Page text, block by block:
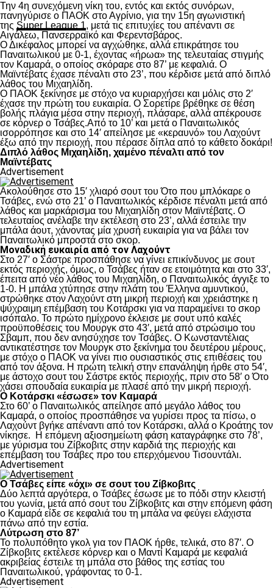
Την 4η συνεχόμενη νίκη του, εντός και εκτός συνόρων,
πανηγύρισε ο ΠΑΟΚ στο Αγρίνιο, για την 15η αγωνιστική
της Super League 1, μετά τις επιτυχίες του απέναντι σε
Αιγάλεω, Πανσερραϊκό και Φερεντσβάρος.
Ο Δικέφαλος μπορεί να αγχώθηκε, αλλά επικράτησε του
Παναιτωλικού με 0-1, έχοντας «ήρωα» της τελευταίας στιγμής
τον Καμαρά, ο οποίος σκόραρε στο 87’ με κεφαλιά. Ο
Μαϊντέβατς έχασε πέναλτι στο 23’, που κέρδισε μετά από διπλό
λάθος του Μιχαηλίδη.
Ο ΠΑΟΚ ξεκίνησε με στόχο να κυριαρχήσει και μόλις στο 2′
έχασε την πρώτη του ευκαιρία. Ο Σορετίρε βρέθηκε σε θέση
βολής πλάγια μέσα στην περιοχή, πλάσαρε, αλλά απέκρουσε
σε κόρνερ ο Τσάβες.Από το 10’ και μετά ο Παναιτωλικός
ισορρόπησε και στο 14′ απείλησε με «κεραυνό» του Λαχούντ
έξω από την περιοχή, που πέρασε δίπλα από το κάθετο δοκάρι!
Διπλό λάθος Μιχαηλίδη, χαμένο πέναλτι από τον
Μαϊντέβατς
Advertisement
Ακολούθησε στο 15′ χλιαρό σουτ του Ότο που μπλόκαρε ο
Τσάβες, ενώ στο 21’ ο Παναιτωλικός κέρδισε πέναλτι μετά από
λάθος και μαρκάρισμα του Μιχαηλίδη στον Μαϊντέβατς. Ο
τελευταίος ανέλαβε την εκτέλεση στο 23’, αλλά έστειλε την
μπάλα άουτ, χάνοντας μία χρυσή ευκαιρία για να βάλει τον
Παναιτωλικό μπροστά στο σκορ.
Μοναδική ευκαιρία από τον Λαχούντ
Στο 27′ ο Σάστρε προσπάθησε να γίνει επικίνδυνος με σουτ
εκτός περιοχής, όμως, ο Τσάβες ήταν σε ετοιμότητα και στο 33′,
έπειτα από νέο λάθος του Μιχαηλίδη, ο Παναιτωλικός άγγιξε το
1-0. Η μπάλα χτύπησε στην πλάτη του Έλληνα αμυντικού,
στρώθηκε στον Λαχούντ στη μικρή περιοχή και χρειάστηκε η
ψύχραιμη επέμβαση του Κοτάρσκι για να παραμείνει το σκορ
ισόπαλο. Το πρώτο ημίχρονο έκλεισε με σουτ υπό καλές
προϋποθέσεις του Μουργκ στο 43′, μετά από στρώσιμο του
Σβαμπ, που δεν ανησύχησε τον Τσάβες. Ο Κωνσταντέλιας
αντικατέστησε τον Μουργκ στο ξεκίνημα του δευτέρου μέρους,
με στόχο ο ΠΑΟΚ να γίνει πιο ουσιαστικός στις επιθέσεις του
από τον άξονα. Η πρώτη τελική στην επανάληψη ήρθε στο 54′,
με άστοχο σουτ του Σάστρε εκτός περιοχής, πριν στο 58′ ο Ότο
χάσει σπουδαία ευκαιρία με πλασέ από την μικρή περιοχή.
Ο Κοτάρσκι «έσωσε» τον Καμαρά
Στο 60’ ο Παναιτωλικός απείλησε από μεγάλο λάθος του
Καμαρά, ο οποίος προσπάθησε να γυρίσει προς τα πίσω, ο
Λαχούντ βγήκε απέναντι από τον Κοτάρσκι, αλλά ο Κροάτης τον
νίκησε. Η επόμενη αξιοσημείωτη φάση καταγράφηκε στο 78’,
με γύρισμα του Ζίβκοβιτς στην καρδιά της περιοχής και
επέμβαση του Τσάβες προ του επερχόμενου Τισουντάλι.
Advertisement
Ο Τσάβες είπε «όχι» σε σουτ του Ζίβκοβιτς
Δύο λεπτά αργότερα, ο Τσάβες έσωσε με το πόδι στην κλειστή
του γωνία, μετά από σουτ του Ζίβκοβιτς και στην επόμενη φάση
ο Καμαρά είδε σε κεφαλιά του τη μπάλα να φεύγει ελάχιστα
πάνω από την εστία.
Λύτρωση στο 87’
Το πολυπόθητο γκολ για τον ΠΑΟΚ ήρθε, τελικά, στο 87′. Ο
Ζίβκοβιτς εκτέλεσε κόρνερ και ο Μαντί Καμαρά με κεφαλιά
ακριβείας έστειλε τη μπάλα στο βάθος της εστίας του
Παναιτωλικού, γράφοντας το 0-1.
Advertisement